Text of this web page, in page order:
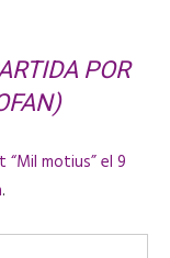
POR
motius” el 9
.